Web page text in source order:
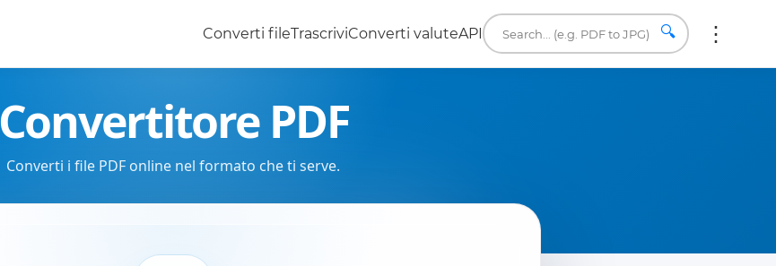
Converti fileTrascriviConverti valuteAPI 🔍
Convertitore PDF
Converti i file PDF online nel formato che ti serve.